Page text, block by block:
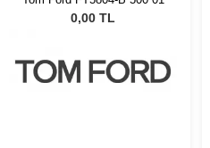
0,00 TL